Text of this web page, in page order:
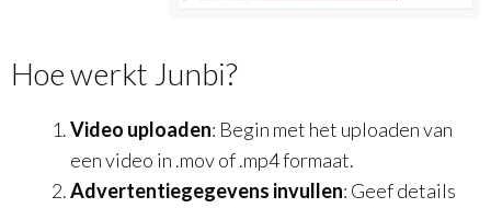
Hoe werkt Junbi?
Video uploaden: Begin met het uploaden van
een video in .mov of .mp4 formaat.
Advertentiegegevens invullen: Geef details